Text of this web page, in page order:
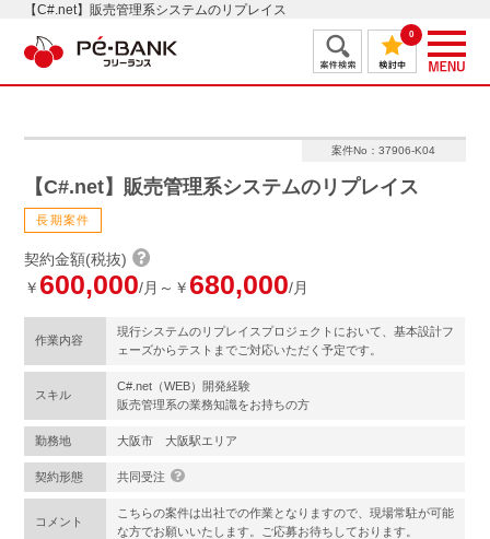
【C#.net】販売管理系システムのリプレイス
0
案件No：37906-K04
【C#.net】販売管理系システムのリプレイス
長期案件
契約金額(税抜)
￥ 600,000/月～￥ 680,000/月
作業内容
現行システムのリプレイスプロジェクトにおいて、基本設計フ
ェーズからテストまでご対応いただく予定です。
スキル
C#.net（WEB）開発経験
販売管理系の業務知識をお持ちの方
勤務地 大阪市 大阪駅エリア
契約形態 共同受注
コメント
こちらの案件は出社での作業となりますので、現場常駐が可能
な方でお願いいたします。ご応募お待ちしております。